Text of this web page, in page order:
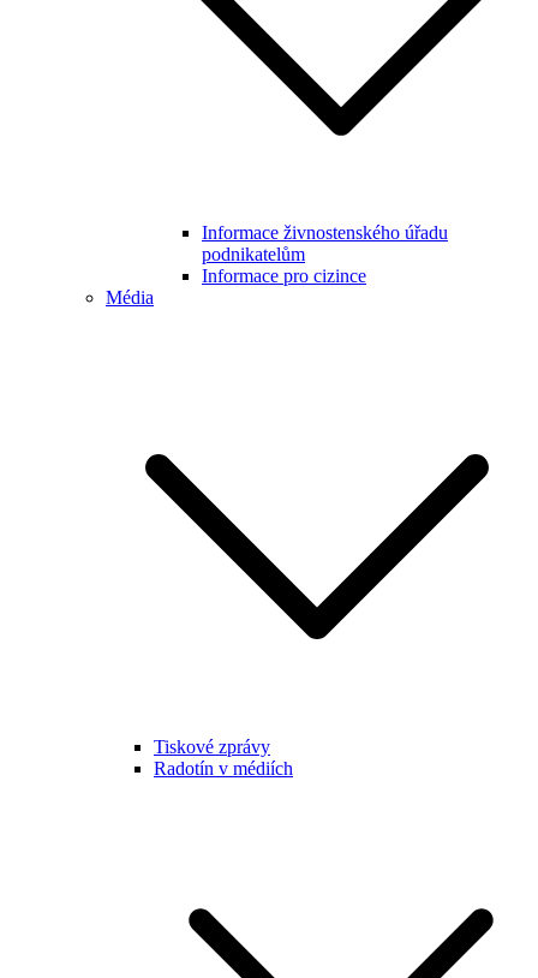
Informace živnostenského úřadu
podnikatelům
Informace pro cizince
Média
Tiskové zprávy
Radotín v médiích